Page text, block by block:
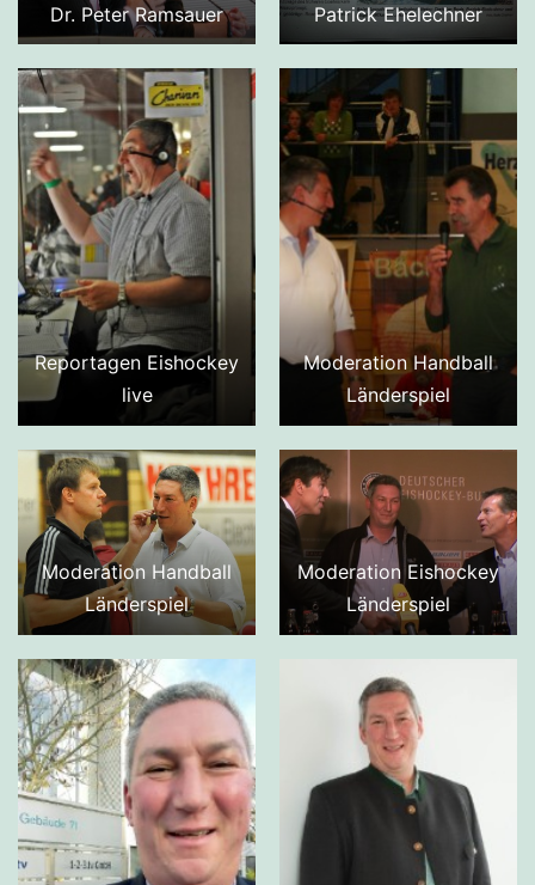
Dr. Peter Ramsauer
Patrick Ehelechner
Reportagen Eishockey
live
Moderation Handball
Länderspiel
Moderation Handball
Länderspiel
Moderation Eishockey
Länderspiel